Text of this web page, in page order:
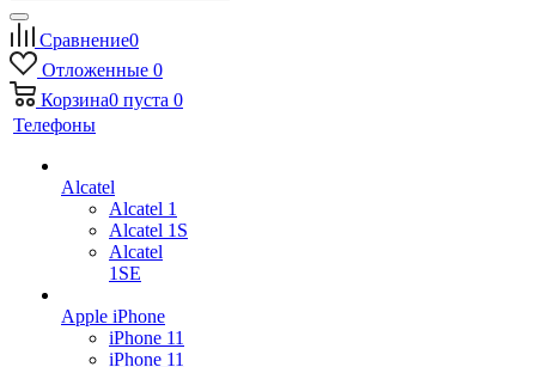
Сравнение0
Отложенные 0
Корзина0 пуста 0
Телефоны
Alcatel
Alcatel 1
Alcatel 1S
Alcatel
1SE
Apple iPhone
iPhone 11
iPhone 11